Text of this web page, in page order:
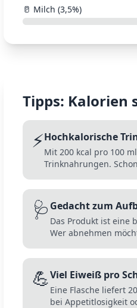
🥛 Milch (3,5%)
Tipps: Kalorien
⚡Hochkalorische
Mit 200 kcal pro 100
Trinknahrungen.
🩺 Gedacht zum
Das Produkt ist eine
Wer abnehmen
💪Viel Eiweiß pro
Eine Flasche liefert
bei Appetitlosigkeit